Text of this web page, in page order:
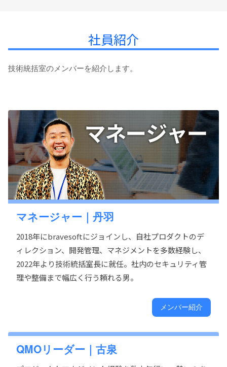
社員紹介
技術統括室のメンバーを紹介します。
マネージャー｜丹羽
2018年にbravesoftにジョインし、自社プロダクトのデ
ィレクション、開発管理、マネジメントを多数経験し、
2022年より技術統括室長に就任。社内のセキュリティ管
理や整備まで幅広く行う頼れる男。
メンバー紹介
QMOリーダー｜古泉